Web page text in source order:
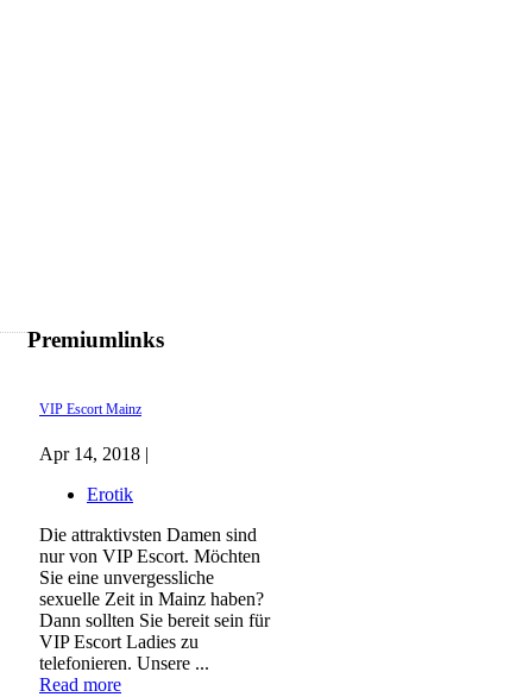
Premiumlinks
VIP Escort Mainz
Apr 14, 2018 |
Erotik
Die attraktivsten Damen sind
nur von VIP Escort. Möchten
Sie eine unvergessliche
sexuelle Zeit in Mainz haben?
Dann sollten Sie bereit sein für
VIP Escort Ladies zu
telefonieren. Unsere ...
Read more